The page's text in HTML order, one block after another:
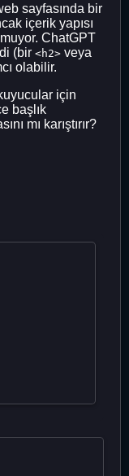
sayfasında bir
içerik yapısı
ChatGPT
(bir <h2> veya
olabilir.
için
başlık
mı karıştırır?